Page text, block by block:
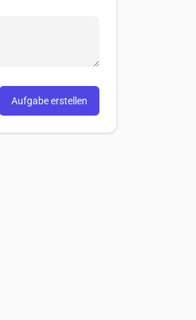
Aufgabe erstellen